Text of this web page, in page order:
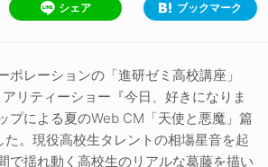
シェア ブックマーク
ポレーションの「進研ゼミ高校講座」
リティーショー『今日、好きになりま
プによる夏のWeb CM「天使と悪魔」篇
た。現役高校生タレントの相塲星音を起
で揺れ動く高校生のリアルな葛藤を描い